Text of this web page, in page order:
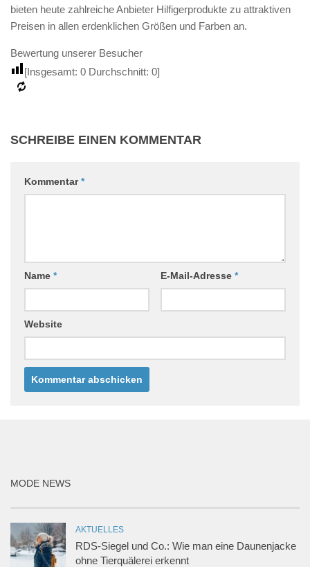
bieten heute zahlreiche Anbieter Hilfigerprodukte zu attraktiven
Preisen in allen erdenklichen Größen und Farben an.
Bewertung unserer Besucher
[Insgesamt: 0 Durchschnitt: 0]
SCHREIBE EINEN KOMMENTAR
Kommentar*
Name * E-Mail-Adresse *
Website
MODE NEWS
AKTUELLES
RDS-Siegel und Co.: Wie man eine Daunenjacke
ohne Tierquälerei erkennt